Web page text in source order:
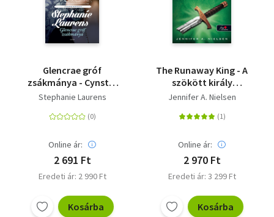
Glencrae gróf
zsákmánya - Cynster
nővérek 3.
Stephanie Laurens
Online ár:
2 691 Ft
Eredeti ár: 2 990 Ft
Kosárba
The Runaway King - A
szökött király
(Hatalom trilógia 2.) -
Jennifer A. Nielsen
Online ár:
2 970 Ft
Eredeti ár: 3 299 Ft
Kosárba